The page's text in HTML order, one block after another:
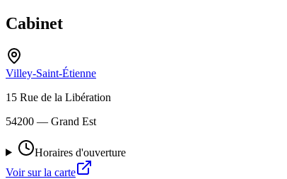
Cabinet
Villey-Saint-Étienne
15 Rue de la Libération
54200 — Grand Est
Horaires d'ouverture
Voir sur la carte